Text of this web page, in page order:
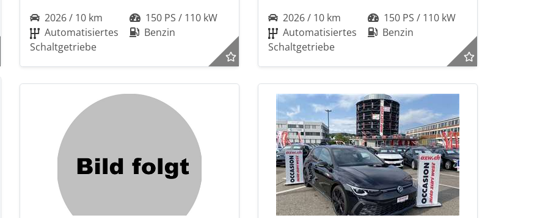
2026 / 10 km
150 PS / 110 kW
Automatisiertes
Schaltgetriebe
Benzin
2026 / 10 km
150 PS / 110 kW
Automatisiertes
Schaltgetriebe
Benzin